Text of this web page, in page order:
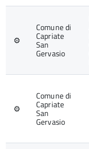
⚙
Comune di
Capriate
San
Gervasio
⚙
Comune di
Capriate
San
Gervasio